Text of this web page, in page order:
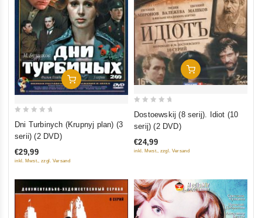
In Den Warenkorb
5
Dni Turbinych (Krupnyj plan) (3
serii) (2 DVD)
€29,99
inkl. Mwst., zzgl. Versand
In Den Warenkorb
5
Dostoewskij (8 serij). Idiot (10
serij) (2 DVD)
€24,99
inkl. Mwst., zzgl. Versand